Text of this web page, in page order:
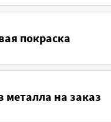
покраска
металла на заказ